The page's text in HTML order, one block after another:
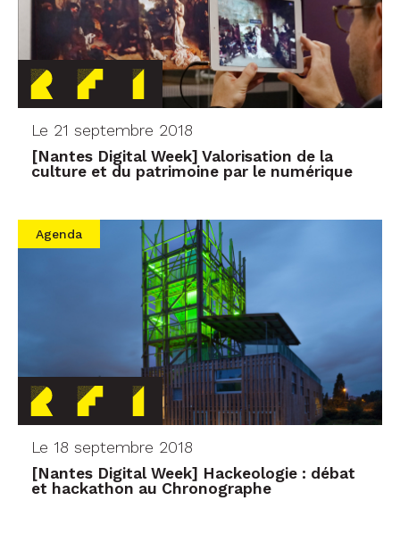
Le 21 septembre 2018
[Nantes Digital Week] Valorisation de la
culture et du patrimoine par le numérique
Agenda
Le 18 septembre 2018
[Nantes Digital Week] Hackeologie : débat
et hackathon au Chronographe